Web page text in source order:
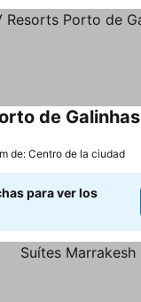
de Galinhas
de: Centro de la ciudad
para ver los